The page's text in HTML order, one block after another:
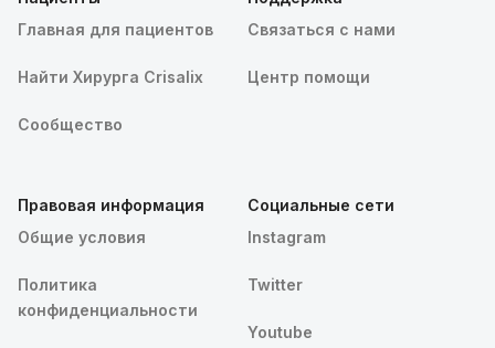
Главная для пациентов
Найти Хирурга Crisalix
Сообщество
Связаться с нами
Центр помощи
Правовая информация
Общие условия
Политика
конфиденциальности
Социальные сети
Instagram
Twitter
Youtube